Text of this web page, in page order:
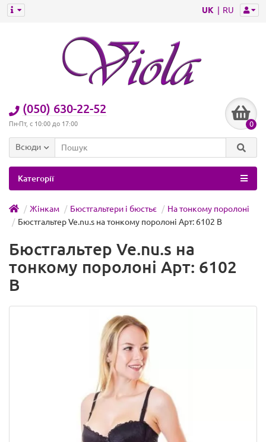
UK RU
(050) 630-22-52
Пн-Пт, с 10:00 до 17:00 0
Всюди
Категорії
Жінкам Бюстгальтери і бюстьє
На тонкому поролоні
Бюстгальтер Ve.nu.s на тонкому поролоні Арт: 6102 B
Бюстгальтер Ve.nu.s на
тонкому поролоні Арт: 6102
B